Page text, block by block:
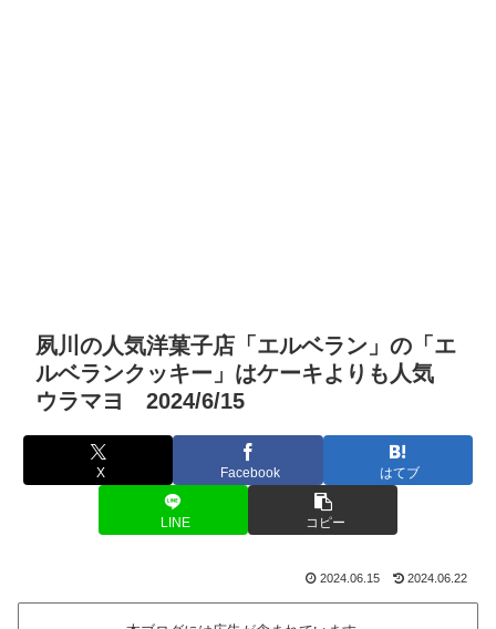
夙川の人気洋菓子店「エルベラン」の「エ
ルベランクッキー」はケーキよりも人気
ウラマヨ 2024/6/15
X Facebook はてブ
LINE コピー
2024.06.15 2024.06.22